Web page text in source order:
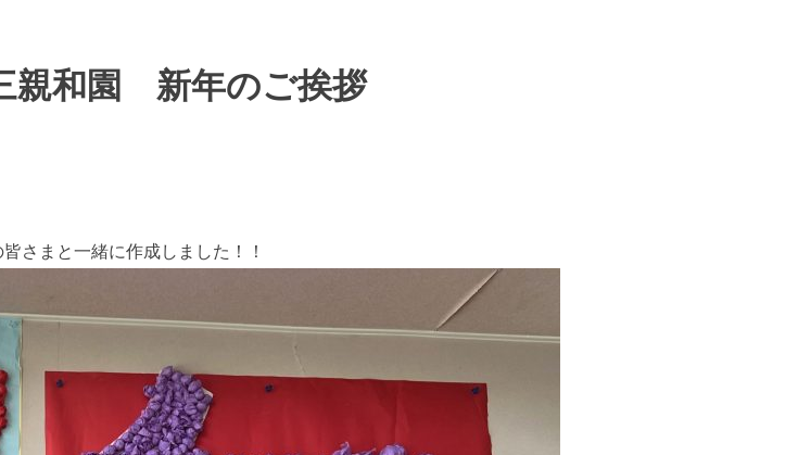
親和園 新年のご挨拶
さまと一緒に作成しました！！